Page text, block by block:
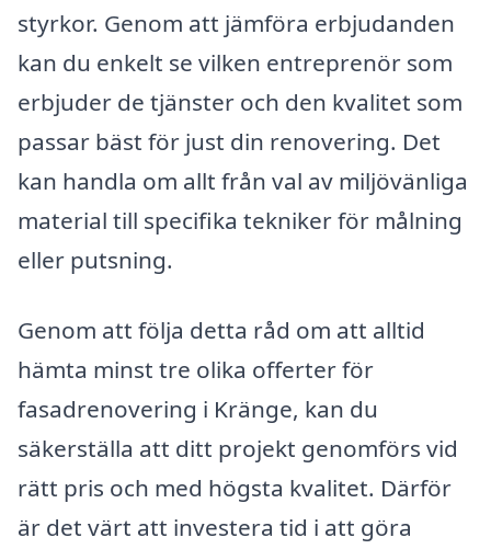
styrkor. Genom att jämföra erbjudanden
kan du enkelt se vilken entreprenör som
erbjuder de tjänster och den kvalitet som
passar bäst för just din renovering. Det
kan handla om allt från val av miljövänliga
material till specifika tekniker för målning
eller putsning.
Genom att följa detta råd om att alltid
hämta minst tre olika offerter för
fasadrenovering i Kränge, kan du
säkerställa att ditt projekt genomförs vid
rätt pris och med högsta kvalitet. Därför
är det värt att investera tid i att göra